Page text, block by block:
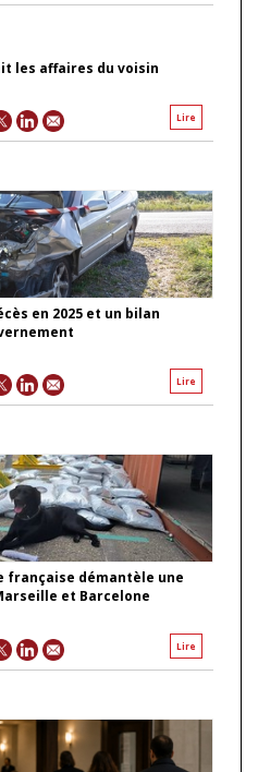
les affaires du voisin
Lire
en 2025 et un bilan
Lire
française démantèle une
et Barcelone
Lire